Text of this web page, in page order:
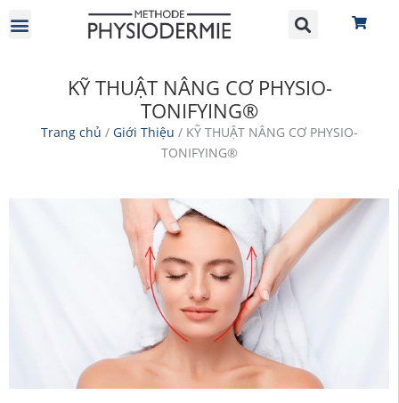
KỸ THUẬT NÂNG CƠ PHYSIO-
TONIFYING®
Trang chủ / Giới Thiệu / KỸ THUẬT NÂNG CƠ PHYSIO-
TONIFYING®